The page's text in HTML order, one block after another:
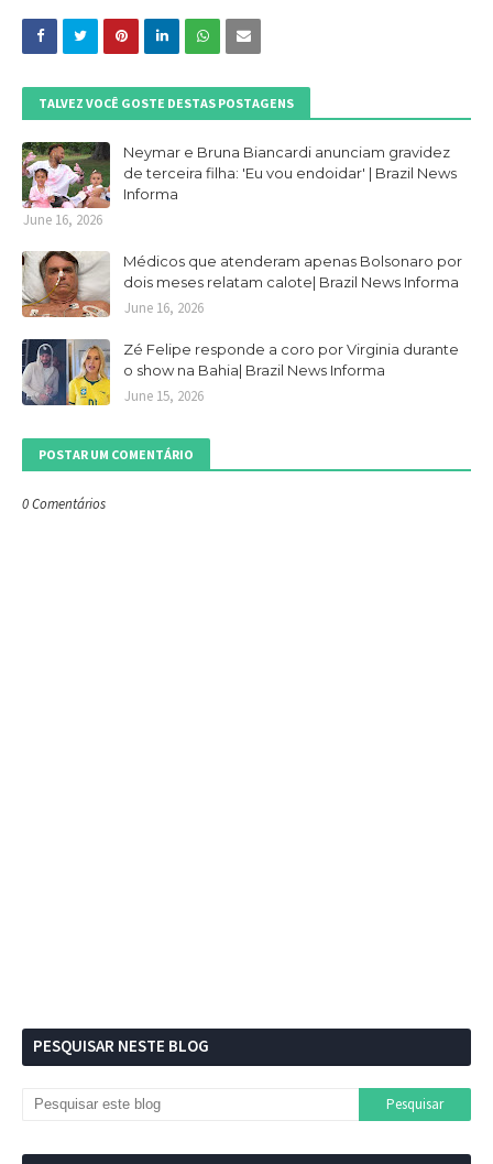
TALVEZ VOCÊ GOSTE DESTAS POSTAGENS
Neymar e Bruna Biancardi anunciam gravidez
de terceira filha: 'Eu vou endoidar' | Brazil News
Informa
June 16, 2026
Médicos que atenderam apenas Bolsonaro por
dois meses relatam calote| Brazil News Informa
June 16, 2026
Zé Felipe responde a coro por Virginia durante
o show na Bahia| Brazil News Informa
June 15, 2026
POSTAR UM COMENTÁRIO
0 Comentários
PESQUISAR NESTE BLOG